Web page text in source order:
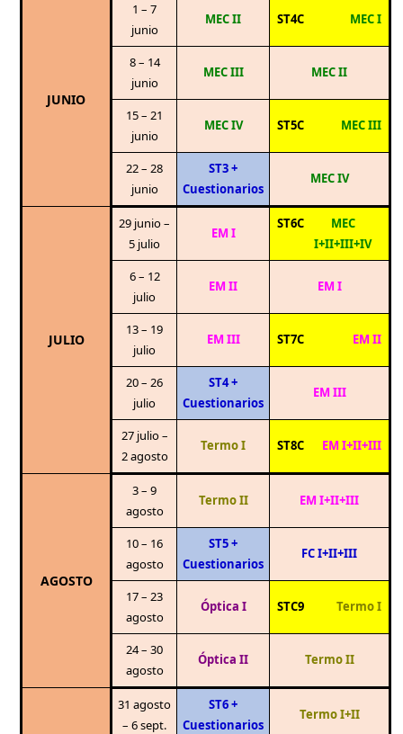
JUNIO
1 – 7
junio
MEC II ST4C MEC I
8 – 14
junio
MEC III MEC II
15 – 21
junio
MEC IV ST5C MEC III
22 – 28
junio
ST3 +
Cuestionarios
MEC IV
JULIO
29 junio –
5 julio
EM I
ST6C
MEC
I+II+III+IV
6 – 12
julio
EM II EM I
13 – 19
julio
EM III ST7C EM II
20 – 26
julio
ST4 +
Cuestionarios
EM III
27 julio –
2 agosto
Termo I ST8C EM I+II+III
AGOSTO
3 – 9
agosto
Termo II EM I+II+III
10 – 16
agosto
ST5 +
Cuestionarios
FC I+II+III
17 – 23
agosto
Óptica I STC9 Termo I
24 – 30
agosto
Óptica II Termo II
31 agosto
– 6 sept.
ST6 +
Cuestionarios
Termo I+II